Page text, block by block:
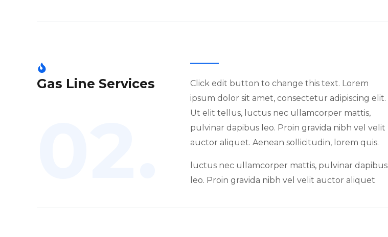
Gas Line Services
Click edit button to change this text. Lorem
ipsum dolor sit amet, consectetur adipiscing elit.
Ut elit tellus, luctus nec ullamcorper mattis,
pulvinar dapibus leo. Proin gravida nibh vel velit
auctor aliquet. Aenean sollicitudin, lorem quis.
luctus nec ullamcorper mattis, pulvinar dapibus
leo. Proin gravida nibh vel velit auctor aliquet